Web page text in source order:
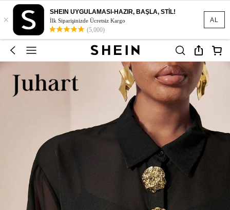
AL
×
SHEIN UYGULAMASI-HAZIR, BAŞLA, STİL!
İlk Siparişinizde Ücretsiz Kargo
(5,000)